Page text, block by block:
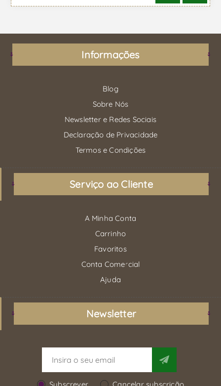
Informações
Blog
Sobre Nós
Newsletter e Redes Sociais
Declaração de Privacidade
Termos e Condições
Serviço ao Cliente
A Minha Conta
Carrinho
Favoritos
Conta Comercial
Ajuda
Newsletter